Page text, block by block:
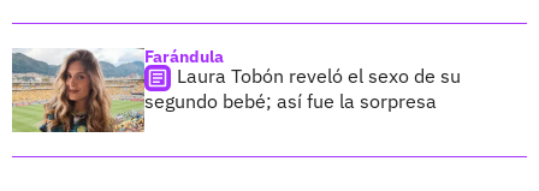
Farándula
Laura Tobón reveló el sexo de su
segundo bebé; así fue la sorpresa